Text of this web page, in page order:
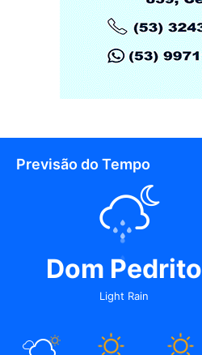
Previsão do Tempo
Dom Pedrito
Light Rain